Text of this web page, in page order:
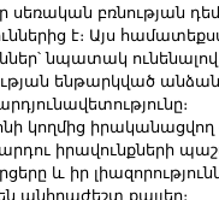
բռնության
է։ Այս
նպատակ
ենթարկված
կողմից իրականացվող
իրավունքների
և իր
անհրաժեշտ քայլեր։